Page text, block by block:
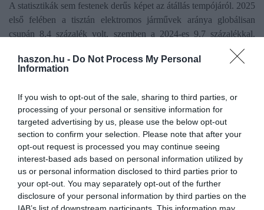
haszon.hu - Do Not Process My Personal
Information
If you wish to opt-out of the sale, sharing to third parties, or
processing of your personal or sensitive information for
targeted advertising by us, please use the below opt-out
section to confirm your selection. Please note that after your
opt-out request is processed you may continue seeing
interest-based ads based on personal information utilized by
us or personal information disclosed to third parties prior to
your opt-out. You may separately opt-out of the further
disclosure of your personal information by third parties on the
IAB’s list of downstream participants. This information may
A statisztikák sem festenek derűs képet az átállás tempójáról. 2025
első felében a tisztán elektromos járművek aránya globálisan
csupán 8,4 százalék volt, szemben a 2024-es 9,7 százalékkal.
Plug-in hibridekkel együtt is csak 20,1 százalékot tett ki a
szegmens.
Liechtenstein, Norvégia, Svájc) piacán 2025 első félévében az
újonnan eladott elektromos autók aránya 17,5 százalék volt, míg a
plug-in hibridek 8,7, a hibridek pedig (a lágy hibridekkel együtt)
35 százalékot értek el.